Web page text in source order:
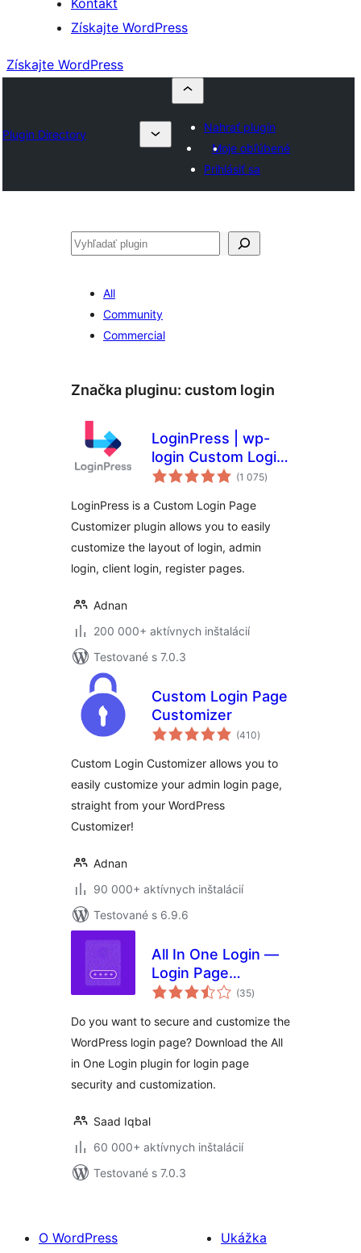
Kontakt
Získajte WordPress
Získajte WordPress
Plugin Directory
Nahrať plugin
Moje obľúbené
Prihlásiť sa
Hľadať
All
Community
Commercial
Značka pluginu: custom login
LoginPress | wp-
login Custom Login
Page Customizer
(1 075celkové
hodnotenie
)
LoginPress is a Custom Login Page
Customizer plugin allows you to easily
customize the layout of login, admin
login, client login, register pages.
Adnan
200 000+ aktívnych inštalácií
Testované s 7.0.3
Custom Login Page
Customizer
(410celkové
hodnotenie
)
Custom Login Customizer allows you to
easily customize your admin login page,
straight from your WordPress
Customizer!
Adnan
90 000+ aktívnych inštalácií
Testované s 6.9.6
All In One Login —
Login Page
Security and
WordPress with
Google
reCAPTCHA, Social
Login, Temporary
(35celkové
hodnotenie
)
Do you want to secure and customize the
WordPress login page? Download the All
in One Login plugin for login page
security and customization.
Saad Iqbal
60 000+ aktívnych inštalácií
Testované s 7.0.3
O WordPress
Ukážka